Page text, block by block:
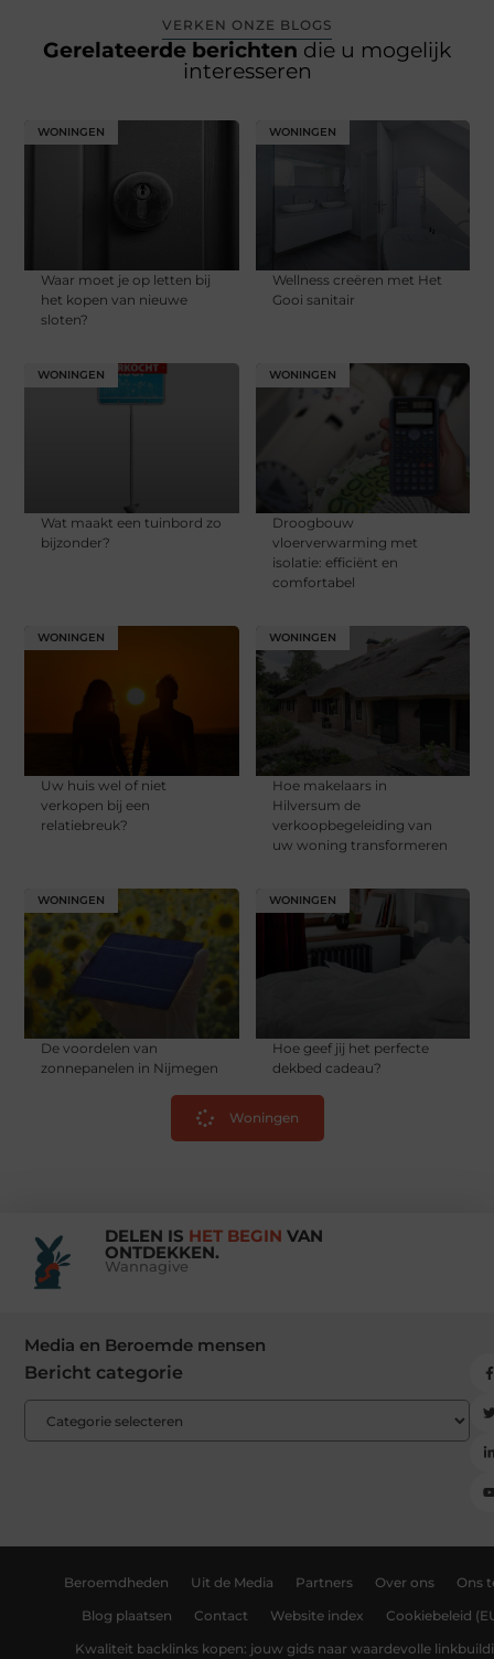
VERKEN ONZE BLOGS
Gerelateerde berichten die u mogelijk
interesseren
WONINGEN
Waar moet je op letten bij
het kopen van nieuwe
sloten?
WONINGEN
Wellness creëren met Het
Gooi sanitair
WONINGEN
Wat maakt een tuinbord zo
bijzonder?
WONINGEN
Droogbouw
vloerverwarming met
isolatie: efficiënt en
comfortabel
WONINGEN
Uw huis wel of niet
verkopen bij een
relatiebreuk?
WONINGEN
Hoe makelaars in
Hilversum de
verkoopbegeleiding van
uw woning transformeren
WONINGEN
De voordelen van
zonnepanelen in Nijmegen
WONINGEN
Hoe geef jij het perfecte
dekbed cadeau?
Woningen
DELEN IS HET BEGIN VAN
ONTDEKKEN.
Wannagive
Media en Beroemde mensen
Bericht categorie
Beroemdheden Uit de Media Partners Over ons Ons
Blog plaatsen Contact Website index Cookiebeleid
Kwaliteit backlinks kopen: jouw gids naar waardevolle